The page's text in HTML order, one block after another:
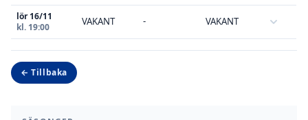
lör 16/11
kl. 19:00
VAKANT - VAKANT
← Tillbaka